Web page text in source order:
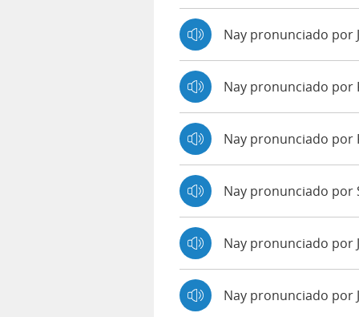
Nay pronunciado por
Nay pronunciado por
Nay pronunciado
Nay pronunciado por
Nay pronunciado por
Nay pronunciado por